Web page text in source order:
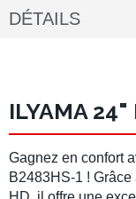
DÉTAILS
ILYAMA 24"
Gagnez en confort
B2483HS-1 ! Grâce